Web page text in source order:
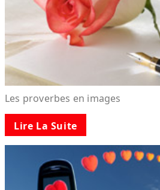
Les proverbes en images
Lire La Suite